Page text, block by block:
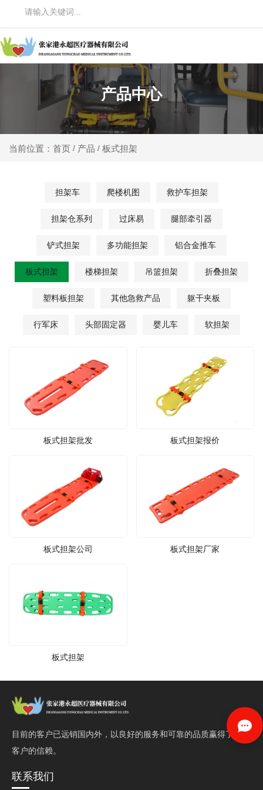
产品中心
当前位置：首页 / 产品 / 板式担架
担架车 爬楼机图 救护车担架
担架仓系列 过床易 腿部牵引器
铲式担架 多功能担架 铝合金推车
板式担架 楼梯担架 吊篮担架 折叠担架
塑料板担架 其他急救产品 躯干夹板
行军床 头部固定器 婴儿车 软担架
板式担架批发 板式担架报价
板式担架公司 板式担架厂家
板式担架
目前的客户已远销国内外，以良好的服务和可靠的品质赢得了
客户的信赖。
联系我们